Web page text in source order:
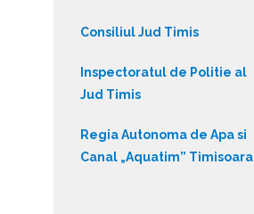
Consiliul Jud Timis
Inspectoratul de Politie al
Jud Timis
Regia Autonoma de Apa si
Canal „Aquatim” Timisoara